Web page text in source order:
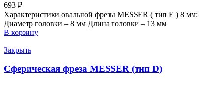
693 ₽
Характеристики овальной фрезы MESSER ( тип E ) 8 мм:
Диаметр головки – 8 мм Длина головки – 13 мм
В корзину
Закрыть
Сферическая фреза MESSER (тип D)